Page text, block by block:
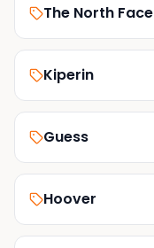
The North Face
Kiperin
Guess
Hoover